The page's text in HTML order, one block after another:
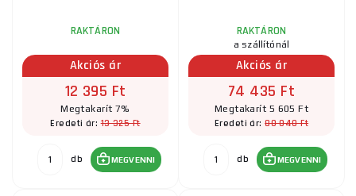
RAKTÁRON
Akciós ár
12 395 Ft
Megtakarít 7%
Eredeti ár:13 325 Ft
db MEGVENNI
RAKTÁRON
a szállítónál
Akciós ár
74 435 Ft
Megtakarít 5 605 Ft
Eredeti ár:80 040 Ft
db MEGVENNI